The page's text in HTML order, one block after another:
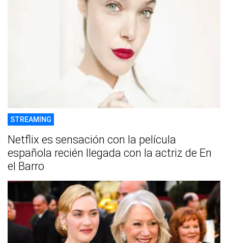
STREAMING
Netflix es sensación con la película
española recién llegada con la actriz de En
el Barro